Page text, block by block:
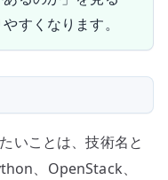
すくなります。
いことは、技術名と
、OpenStack、